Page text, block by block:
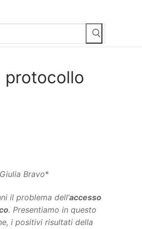
protocollo
Bravo*
il problema dell’accesso
. Presentiamo in questo
i positivi risultati della